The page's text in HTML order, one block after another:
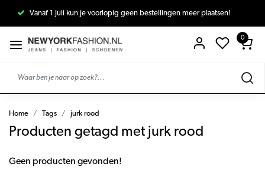
Vanaf 1 juli kun je voorlopig geen bestellingen meer plaatsen!
0
Home Tags jurk rood
Producten getagd met jurk rood
Geen producten gevonden!